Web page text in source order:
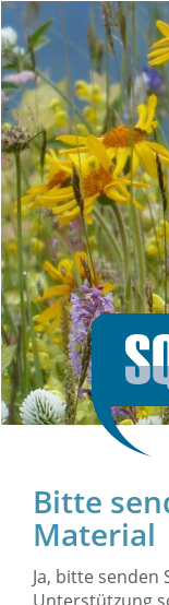
Direkt
zum
Inhalt
Bitte
Material
Ja, bitte senden